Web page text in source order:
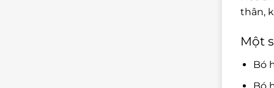
thân,
Một
Bó